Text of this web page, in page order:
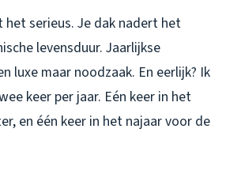
het serieus. Je dak nadert het
levensduur. Jaarlijkse
luxe maar noodzaak. En eerlijk? Ik
keer per jaar. Eén keer in het
en één keer in het najaar voor de